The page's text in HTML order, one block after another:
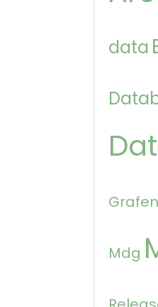
data
Mdg